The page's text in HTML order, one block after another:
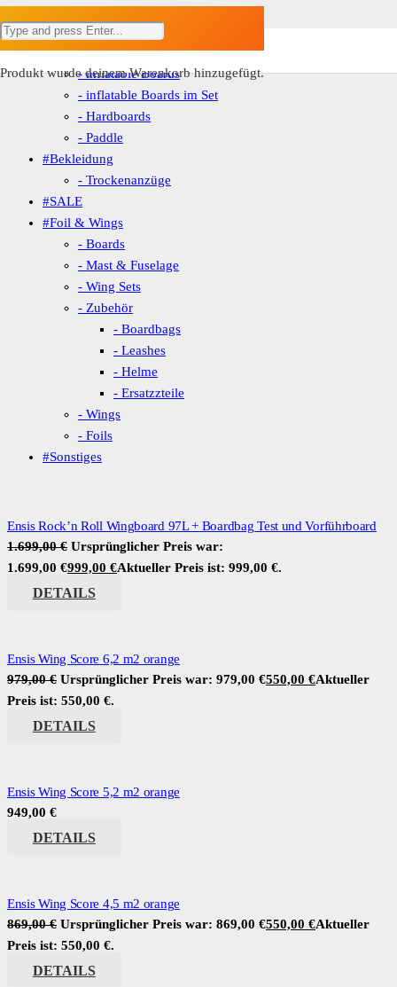
Produktwurde deinem Warenkorb hinzugefügt.
#SUP
- Zubehör
- inflatable Boards
- inflatable Boards im Set
- Hardboards
- Paddle
#Bekleidung
- Trockenanzüge
#SALE
#Foil & Wings
- Boards
- Mast & Fuselage
- Wing Sets
- Zubehör
- Boardbags
- Leashes
- Helme
- Ersatzzteile
- Wings
- Foils
#Sonstiges
– Boards
– Foils
– Wings
– Zubehör
ANGEBOT!
Ensis Rock’n Roll Wingboard 97L + Boardbag Test und Vorführboard
1.699,00€ Ursprünglicher Preis war:
1.699,00 €999,00 €Aktueller Preis ist: 999,00 €.
DETAILS
ANGEBOT!
Ensis Wing Score 6,2 m2 orange
979,00€ Ursprünglicher Preis war: 979,00 €550,00 €Aktueller
Preis ist: 550,00 €.
DETAILS
Ensis Wing Score 5,2 m2 orange
949,00 €
DETAILS
ANGEBOT!
Ensis Wing Score 4,5 m2 orange
869,00€ Ursprünglicher Preis war: 869,00 €550,00 €Aktueller
Preis ist: 550,00 €.
DETAILS
ANGEBOT!
ANGEBOT!
ANGEBOT!